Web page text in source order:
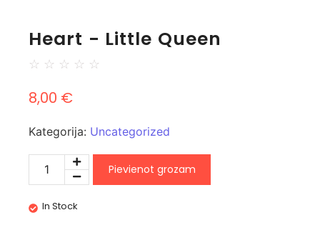
Heart - Little Queen
☆ ☆ ☆ ☆ ☆
8,00 €
Kategorija: Uncategorized
Pievienot grozam
In Stock